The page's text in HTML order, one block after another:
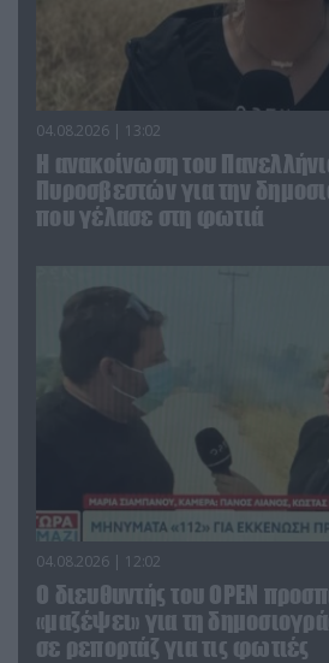
04.08.2026 | 13:02
Η ανακοίνωση του
Πυροσβεστών για την
που γέλασε στη φωτιά
04.08.2026 | 12:02
O διευθυντής του OPEN
«μαζέψει» για τη
σε ρεπορτάζ για τις φωτιές